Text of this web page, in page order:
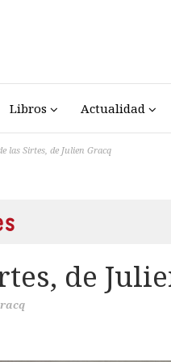
Libros Actualidad
las Sirtes, de Julien Gracq
de